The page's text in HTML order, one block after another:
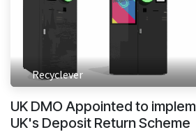
Recyclever
UK DMO Appointed to
UK's Deposit Return Scheme